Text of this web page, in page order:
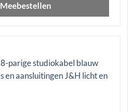
Meebestellen